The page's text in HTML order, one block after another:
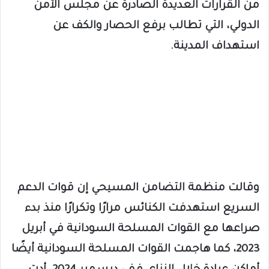
من القرارات العديدة الصادرة عن مجلس الأمن
الدولي، التي تطالب برفع الحصار والكف عن
استهداف المدينة.
وقالت منظمة التضامن المسيحي إن قوات الدعم
السريع استهدفت الكنائس مرارًا وتكرارًا منذ بدء
صراعها مع القوات المسلحة السودانية في أبريل
2023، كما هاجمت القوات المسلحة السودانية أيضًا